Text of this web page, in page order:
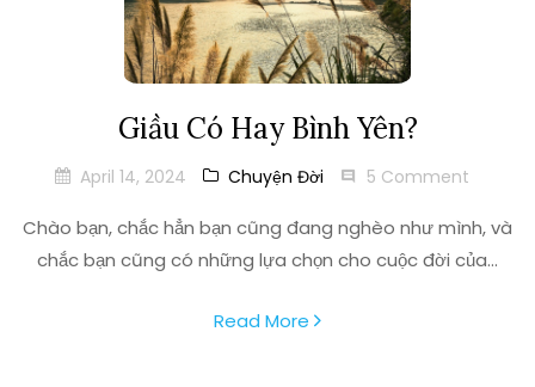
Giầu Có Hay Bình Yên?
April 14, 2024 Chuyện Đời 5 Comment
Chào bạn, chắc hẳn bạn cũng đang nghèo như mình, và
chắc bạn cũng có những lựa chọn cho cuộc đời của...
Read More